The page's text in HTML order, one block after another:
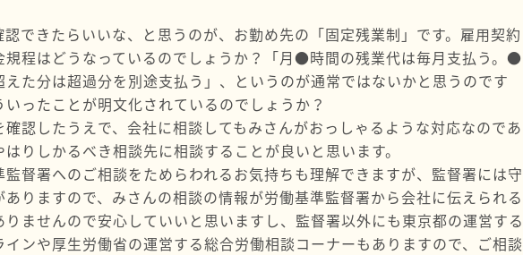
認できたらいいな、と思うのが、お勤め先の「固定残業制」です。雇用契約
規程はどうなっているのでしょうか？「月●時間の残業代は毎月支払う。●
えた分は超過分を別途支払う」、というのが通常ではないかと思うのです
いったことが明文化されているのでしょうか？
確認したうえで、会社に相談してもみさんがおっしゃるような対応なのであ
はりしかるべき相談先に相談することが良いと思います。
監督署へのご相談をためらわれるお気持ちも理解できますが、監督署には守
ありますので、みさんの相談の情報が労働基準監督署から会社に伝えられる
りませんので安心していいと思いますし、監督署以外にも東京都の運営する
インや厚生労働省の運営する総合労働相談コーナーもありますので、ご相談